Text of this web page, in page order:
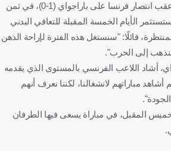
وأكد شرقي، في تصريحات عقب انتصار فرنسا على باراجواي (1-0)، في ثمن
الأيام الخمسة المقبلة للتعافي البدني
قائلًا: "سنستغل هذه الفترة لإراحة الذهن
سنذهب إلى الحرب".
أشاد اللاعب الفرنسي بالمستوى الذي يقدمه
مباراتهم لانشغالنا، لكننا نعرف أنهم
المقبل، في مباراة يسعى فيها الطرفان